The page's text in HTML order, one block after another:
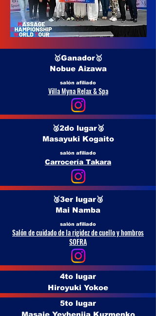
🥇Ganador🥇
Nobue Aizawa
salón afiliado
Villa Myna Relax & Spa
🥈2do lugar🥈
Masayuki Kogaito
salón afiliado
Carrocería Takara
🥉3er lugar🥉
Mai Namba
salón afiliado
Salón de cuidado de la rigidez de cuello y hombros
SOFRA
4to lugar
Hiroyuki Yokoe
5to lugar